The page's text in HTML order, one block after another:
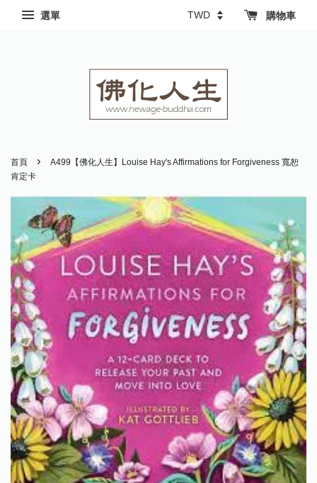
選單 購物車
首頁 ›
A499【佛化人生】Louise Hay's Affirmations for Forgiveness 寬恕
肯定卡